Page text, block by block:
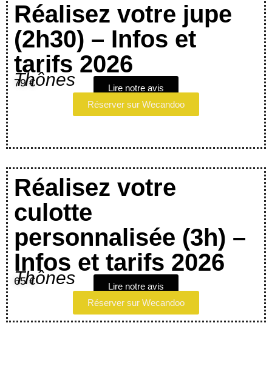
Réalisez votre jupe
(2h30) – Infos et
tarifs 2026
Thônes
79 €
Lire notre avis
Réserver sur Wecandoo
Réalisez votre
culotte
personnalisée (3h) –
Infos et tarifs 2026
Thônes
65 €
Lire notre avis
Réserver sur Wecandoo